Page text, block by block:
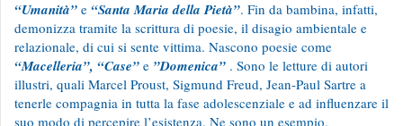
“Umanità” e “Santa Maria della Pietà”. Fin da bambina, infatti,
demonizza tramite la scrittura di poesie, il disagio ambientale e
relazionale, di cui si sente vittima. Nascono poesie come
“Macelleria”, “Case” e ”Domenica” . Sono le letture di autori
illustri, quali Marcel Proust, Sigmund Freud, Jean-Paul Sartre a
tenerle compagnia in tutta la fase adolescenziale e ad influenzare il
suo modo di percepire l’esistenza. Ne sono un esempio,